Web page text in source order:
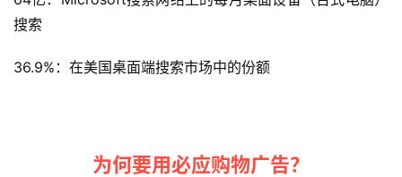
搜索
36.9%：在美国桌面端搜索市场中的份额
为何要用必应购物广告？